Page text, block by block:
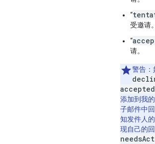
“
受邀请。
“
请。
警告
accepted
添加到我
子邮件中
知发件人
现自己的